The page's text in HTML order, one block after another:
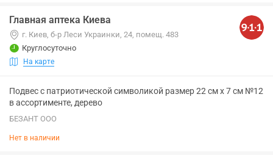
Главная аптека Киева
г. Киев, б-р Леси Украинки, 24, помещ. 483
Круглосуточно
На карте
Подвес с патриотической символикой размер 22 см х 7 см №12
в ассортименте, дерево
БЕЗАНТ ООО
Нет в наличии